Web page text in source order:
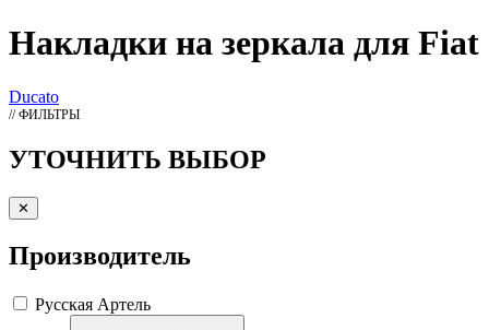
Накладки на зеркала для Fiat
Ducato
// ФИЛЬТРЫ
УТОЧНИТЬ ВЫБОР
✕
Производитель
Русская Артель